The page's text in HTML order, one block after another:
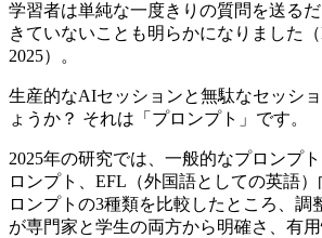
学習者は単純な一度きりの質問を送る
きていないことも明らかになりました（
2025）。
生産的なAIセッションと無駄なセッシ
ょうか？ それは「プロンプト」です。
2025年の研究では、一般的なプロンプ
ロンプト、EFL（外国語としての英語
ロンプトの3種類を比較したところ、調
が専門家と学生の両方から明確さ、有